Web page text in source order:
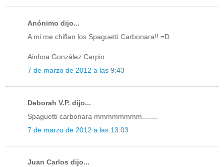
Anónimo dijo...
A mi me chiflan los Spaguetti Carbonara!! =D
Ainhoa González Carpio
7 de marzo de 2012 a las 9:43
Deborah V.P. dijo...
Spaguetti carbonara mmmmmmmm........
7 de marzo de 2012 a las 13:03
Juan Carlos dijo...